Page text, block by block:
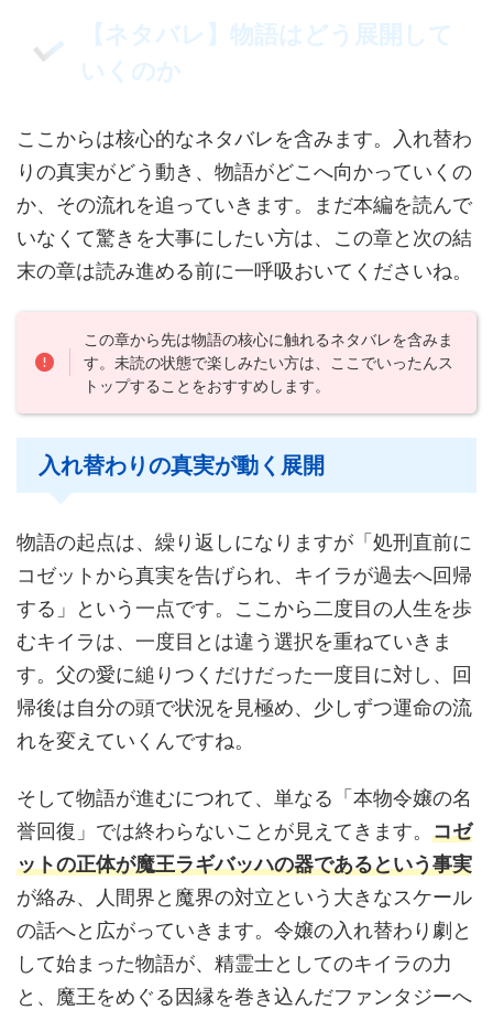
【ネタバレ】物語はどう展開して
いくのか
ここからは核心的なネタバレを含みます。入れ替わ
りの真実がどう動き、物語がどこへ向かっていくの
か、その流れを追っていきます。まだ本編を読んで
いなくて驚きを大事にしたい方は、この章と次の結
末の章は読み進める前に一呼吸おいてくださいね。
この章から先は物語の核心に触れるネタバレを含みま
す。未読の状態で楽しみたい方は、ここでいったんス
トップすることをおすすめします。
入れ替わりの真実が動く展開
物語の起点は、繰り返しになりますが「処刑直前に
コゼットから真実を告げられ、キイラが過去へ回帰
する」という一点です。ここから二度目の人生を歩
むキイラは、一度目とは違う選択を重ねていきま
す。父の愛に縋りつくだけだった一度目に対し、回
帰後は自分の頭で状況を見極め、少しずつ運命の流
れを変えていくんですね。
そして物語が進むにつれて、単なる「本物令嬢の名
誉回復」では終わらないことが見えてきます。 コゼ
ットの正体が魔王ラギバッハの器であるという事実
が絡み、人間界と魔界の対立という大きなスケール
の話へと広がっていきます。令嬢の入れ替わり劇と
して始まった物語が、精霊士としてのキイラの力
と、魔王をめぐる因縁を巻き込んだファンタジーへ